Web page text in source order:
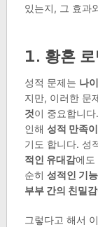
있는지, 그 효과
1. 황혼
성적 문제는 나
지만, 이러한 문
것이 중요합니
인해 성적 만족
기도 합니다. 성
적인 유대감에도
순히 성적인 기능
부부 간의 친밀감
그렇다고 해서